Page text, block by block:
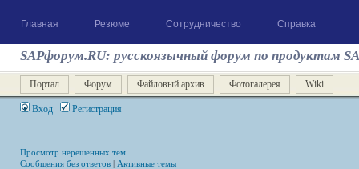
Главная Резюме Сотрудничество Справка
SAPфорум.RU: русскоязычный форум по продуктам
Портал Форум Файловый архив Фотогалерея Wiki
Вход Регистрация
Просмотр нерешенных тем
Сообщения без ответов | Активные темы